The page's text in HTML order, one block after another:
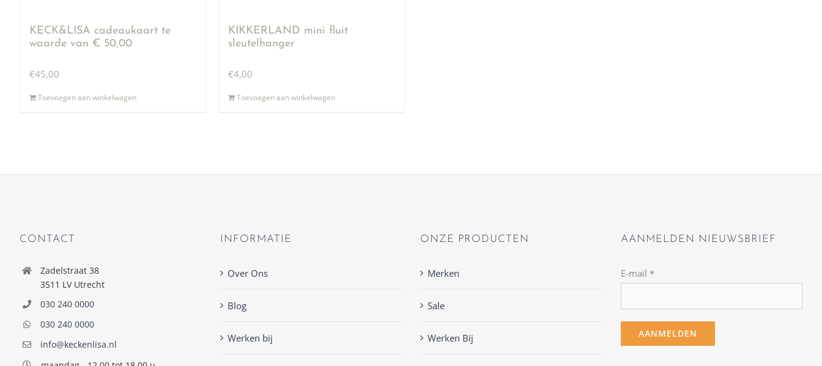
KECK&LISA cadeaukaart te
waarde van € 50,00
€45,00
Toevoegen aan winkelwagen
KIKKERLAND mini fluit
sleutelhanger
€4,00
Toevoegen aan winkelwagen
CONTACT
Zadelstraat 38
3511 LV Utrecht
030 240 0000
030 240 0000
info@keckenlisa.nl
INFORMATIE
Over Ons
Blog
Werken bij
ONZE PRODUCTEN
Merken
Sale
Werken Bij
AANMELDEN NIEUWSBRIEF
E-mail *